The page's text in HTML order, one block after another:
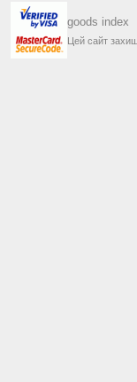
goods index
Цей сайт